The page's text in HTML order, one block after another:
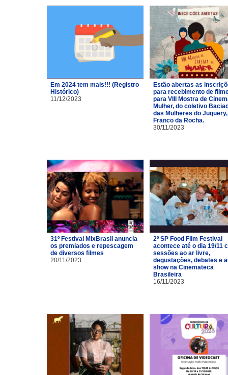
Em 2024 tem mais!!! (Registro
Histórico)
11/12/2023
Estão abertas as
para recebimento de
para VIII Mostra de
Mulher, do coletivo
das Mulheres do
Franco da Rocha.
30/11/2023
31º Festival MixBrasil anuncia
os premiados e repescagem
de diversos filmes
20/11/2023
2º SP Food Film Festival
acontece até o dia 19/11
sessões ao ar livre,
degustações, debates e
show na Cinemateca
Brasileira
16/11/2023